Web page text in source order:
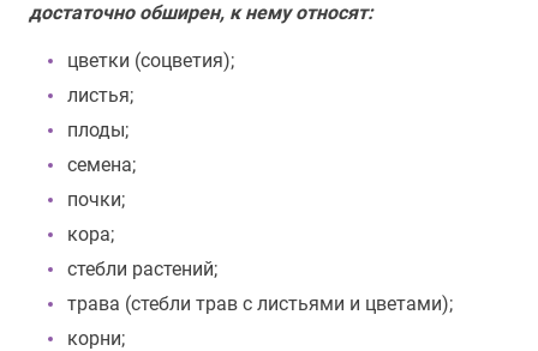
достаточно обширен, к нему относят:
цветки (соцветия);
листья;
плоды;
семена;
почки;
кора;
стебли растений;
трава (стебли трав с листьями и цветами);
корни;